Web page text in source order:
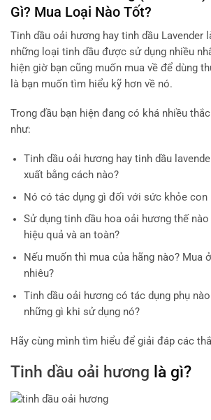
Gì? Mua Loại Nào Tốt?
Tinh dầu oải hương hay tinh dầu Lavender
những loại tinh dầu được sử dụng nhiều
hiện giờ bạn cũng muốn mua về để dùng
là bạn muốn tìm hiểu kỹ hơn về nó.
Trong đầu bạn hiện đang có khá nhiều
như:
Tinh dầu oải hương hay tinh dầu
xuất bằng cách nào?
Nó có tác dụng gì đối với sức khỏe con
Sử dụng tinh dầu hoa oải hương thế
hiệu quả và an toàn?
Nếu muốn thì mua của hãng nào? Mua
nhiêu?
Tinh dầu oải hương có tác dụng phụ
những gì khi sử dụng nó?
Hãy cùng mình tìm hiểu để giải đáp các
Tinh dầu oải hương là gì?